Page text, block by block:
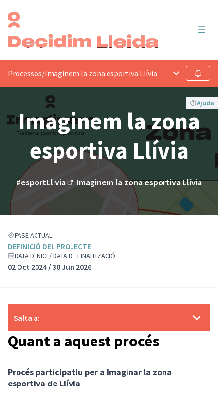
Processos/Imaginem la zona esportiva Llívia Menú Seguir
Ajuda
Imaginem la zona
esportiva Llívia
#esportLlivia
(Enllaç extern)
Imaginem la zona esportiva Llívia
FASE ACTUAL:
DEFINICIÓ DEL PROJECTE
DATA D'INICI / DATA DE FINALITZACIÓ
02 Oct 2024 / 30 Jun 2026
Quant a aquest procés
Procés participatiu per a Imaginar la zona
esportiva de Llívia
Salta a: